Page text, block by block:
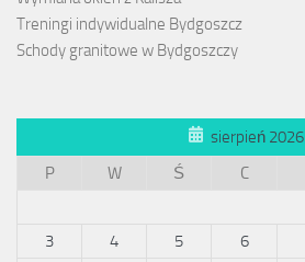
Treningi indywidualne Bydgoszcz
Schody granitowe w Bydgoszczy
sierpień 2026
P
W Ś C
3
4 5 6